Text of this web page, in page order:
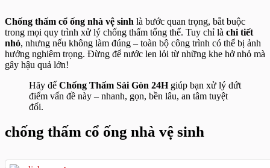
Chống thấm cổ ống nhà vệ sinh là bước quan trọng, bắt buộc
trong mọi quy trình xử lý chống thấm tổng thể. Tuy chỉ là chi tiết
nhỏ, nhưng nếu không làm đúng – toàn bộ công trình có thể bị ảnh
hưởng nghiêm trọng. Đừng để nước len lỏi từ những khe hở nhỏ mà
gây hậu quả lớn!
Hãy để Chống Thấm Sài Gòn 24Hgiúp bạn xử lý dứt
điểm vấn đề này – nhanh, gọn, bền lâu, an tâm tuyệt
đối.
chống thấm cổ ống nhà vệ sinh